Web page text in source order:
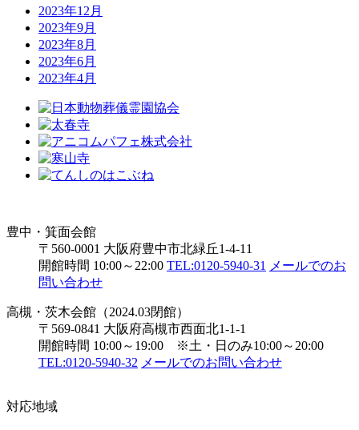
2023年12月
2023年9月
2023年8月
2023年6月
2023年4月
豊中・箕面会館
〒560-0001 大阪府豊中市北緑丘1-4-11
開館時間 10:00～22:00 TEL:0120-5940-31
メールでのお
問い合わせ
高槻・茨木会館（2024.03閉館）
〒569-0841 大阪府高槻市西面北1-1-1
開館時間 10:00～19:00 ※土・日のみ10:00～20:00
TEL:0120-5940-32 メールでのお問い合わせ
対応地域